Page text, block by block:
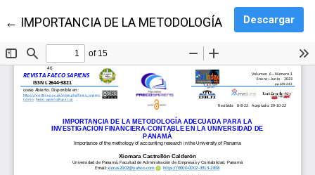
← Volver a los detalles del artículo
IMPORTANCIA DE LA METODOLOGÍA ADECUADA
Descargar